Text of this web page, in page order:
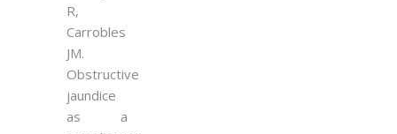
R,
Carrobles
JM.
Obstructive
jaundice
as a